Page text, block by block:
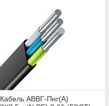
Кабель АВВГ-Пнг(А)